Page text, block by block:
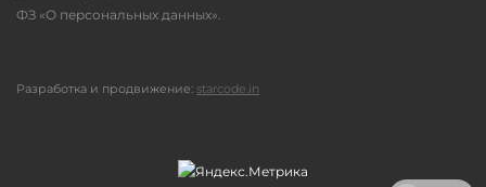
ФЗ «О персональных данных».
Разработка и продвижение: starcode.in